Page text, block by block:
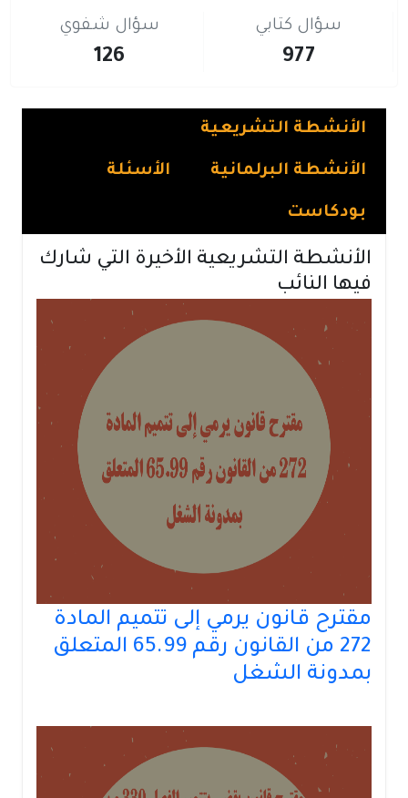
سؤال كتابي
977
سؤال شفوي
126
الأنشطة التشريعية
الأنشطة البرلمانية الأسئلة
بودكاست
الأنشطة التشريعية الأخيرة التي شارك
فيها النائب
مقترح قانون يرمي إلى تتميم المادة
272 من القانون رقم 65.99 المتعلق
بمدونة الشغل